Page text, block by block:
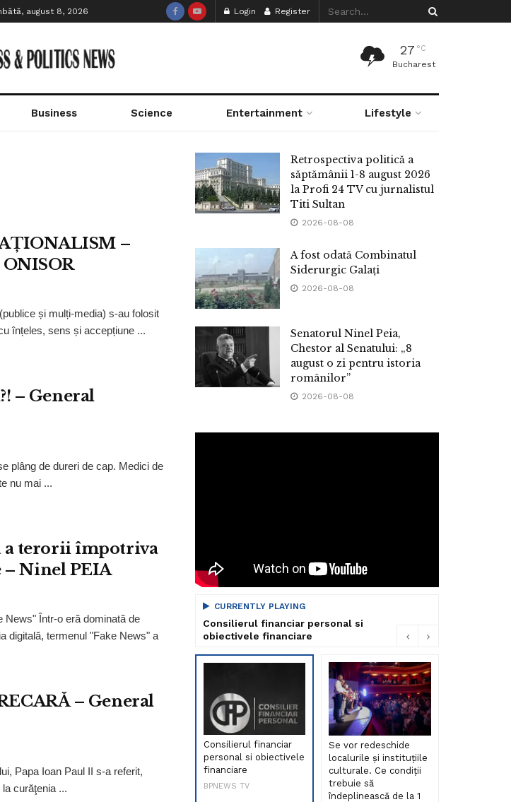
august 8, 2026 Login Register
27 °C
Bucharest
Business Science Entertainment Lifestyle
–
și mulți-media) s-au folosit
înțeles, sens și accepțiune ...
– General
plâng de dureri de cap. Medici de
nu mai ...
a terorii împotriva
Ninel PEIA
News" Într-o eră dominată de
digitală, termenul "Fake News" a
– General
Papa Ioan Paul II s-a referit,
curăţenia ...
Retrospectiva politică a
săptămânii 1-8 august 2026
la Profi 24 TV cu jurnalistul
Titi Sultan
2026-08-08
A fost odată Combinatul
Siderurgic Galați
2026-08-08
Senatorul Ninel Peia,
Chestor al Senatului: „8
august o zi pentru istoria
românilor”
2026-08-08
CURRENTLY PLAYING
Consilierul financiar personal si
obiectivele financiare
Consilierul financiar
personal si obiectivele
financiare
BPNEWS TV
Se vor redeschide
localurile și instituțiile
culturale. Ce condiții
trebuie să
îndeplinească de la 1